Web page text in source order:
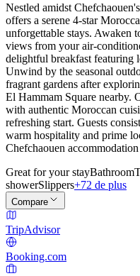
Nestled amidst
offers a serene 4-star
unforgettable stays. Awaken
views from your air-
delightful breakfast featuring
Unwind by the seasonal
fragrant gardens after
El Hammam Square nearby.
with authentic Moroccan
refreshing start. Guests
warm hospitality and prime
Chefchaouen
Great for your stayBathroom
showerSlippers+72 de plus
Compare
TripAdvisor
Booking.com